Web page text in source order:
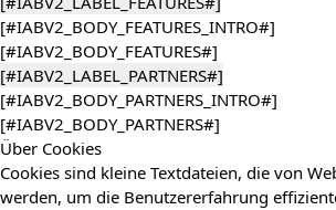
[#IABV2_BODY_FEATURES_INTRO#]
[#IABV2_BODY_FEATURES#]
[#IABV2_LABEL_PARTNERS#]
[#IABV2_BODY_PARTNERS_INTRO#]
[#IABV2_BODY_PARTNERS#]
Über Cookies
Cookies sind kleine Textdateien, die von
werden, um die Benutzererfahrung